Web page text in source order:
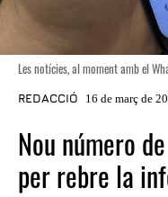
Les notícies, al moment amb el
REDACCIÓ 16 de març de
Nou número
per rebre la